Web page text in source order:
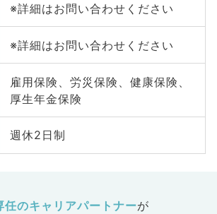
※詳細はお問い合わせください
※詳細はお問い合わせください
雇用保険、労災保険、健康保険、
厚生年金保険
週休2日制
任のキャリアパートナーが